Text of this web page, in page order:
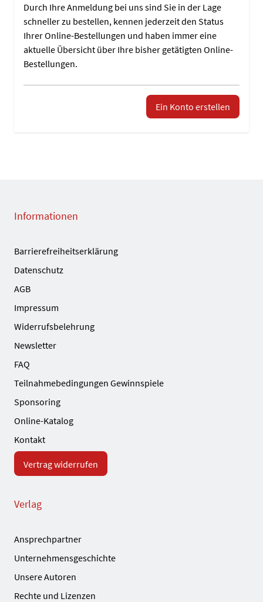
Durch Ihre Anmeldung bei uns sind Sie in der Lage
schneller zu bestellen, kennen jederzeit den Status
Ihrer Online-Bestellungen und haben immer eine
aktuelle Übersicht über Ihre bisher getätigten Online-
Bestellungen.
Ein Konto erstellen
Informationen
Barrierefreiheitserklärung
Datenschutz
AGB
Impressum
Widerrufsbelehrung
Newsletter
FAQ
Teilnahmebedingungen Gewinnspiele
Sponsoring
Online-Katalog
Kontakt
Vertrag widerrufen
Verlag
Ansprechpartner
Unternehmensgeschichte
Unsere Autoren
Rechte und Lizenzen